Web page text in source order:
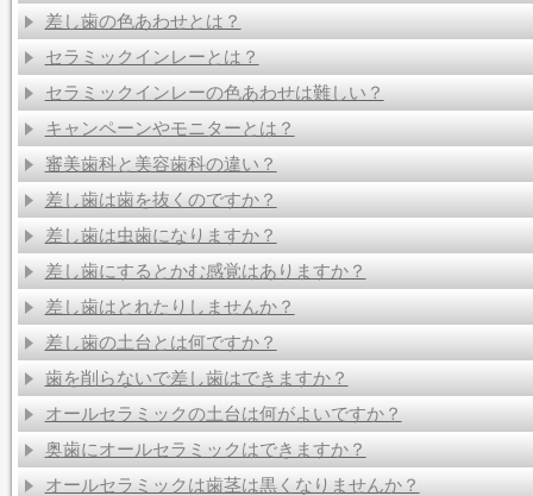
差し歯の色あわせとは？
セラミックインレーとは？
セラミックインレーの色あわせは難しい？
キャンペーンやモニターとは？
審美歯科と美容歯科の違い？
差し歯は歯を抜くのですか？
差し歯は虫歯になりますか？
差し歯にするとかむ感覚はありますか？
差し歯はとれたりしませんか？
差し歯の土台とは何ですか？
歯を削らないで差し歯はできますか？
オールセラミックの土台は何がよいですか？
奥歯にオールセラミックはできますか？
オールセラミックは歯茎は黒くなりませんか？